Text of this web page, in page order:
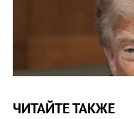
ЧИТАЙТЕ ТАКЖЕ